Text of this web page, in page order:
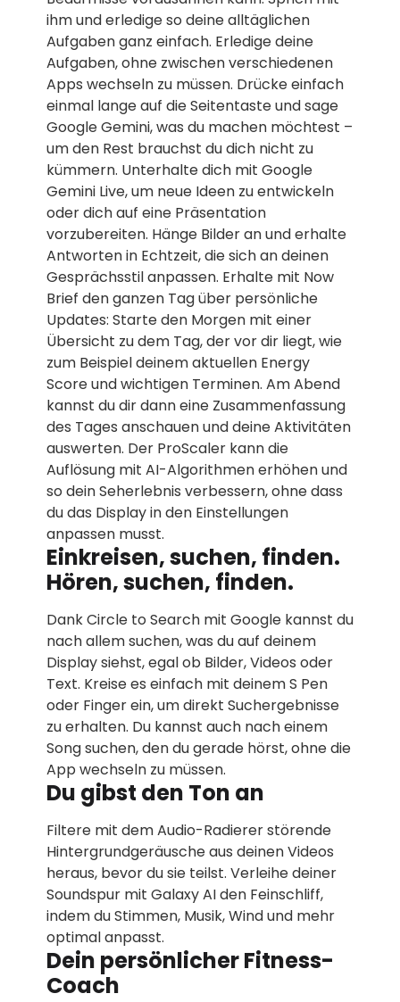
ihm und erledige so deine alltäglichen
Aufgaben ganz einfach. Erledige deine
Aufgaben, ohne zwischen verschiedenen
Apps wechseln zu müssen. Drücke einfach
einmal lange auf die Seitentaste und sage
Google Gemini, was du machen möchtest –
um den Rest brauchst du dich nicht zu
kümmern. Unterhalte dich mit Google
Gemini Live, um neue Ideen zu entwickeln
oder dich auf eine Präsentation
vorzubereiten. Hänge Bilder an und erhalte
Antworten in Echtzeit, die sich an deinen
Gesprächsstil anpassen. Erhalte mit Now
Brief den ganzen Tag über persönliche
Updates: Starte den Morgen mit einer
Übersicht zu dem Tag, der vor dir liegt, wie
zum Beispiel deinem aktuellen Energy
Score und wichtigen Terminen. Am Abend
kannst du dir dann eine Zusammenfassung
des Tages anschauen und deine Aktivitäten
auswerten. Der ProScaler kann die
Auflösung mit AI-Algorithmen erhöhen und
so dein Seherlebnis verbessern, ohne dass
du das Display in den Einstellungen
anpassen musst.
Einkreisen, suchen, finden.
Hören, suchen, finden.
Dank Circle to Search mit Google kannst du
nach allem suchen, was du auf deinem
Display siehst, egal ob Bilder, Videos oder
Text. Kreise es einfach mit deinem S Pen
oder Finger ein, um direkt Suchergebnisse
zu erhalten. Du kannst auch nach einem
Song suchen, den du gerade hörst, ohne die
App wechseln zu müssen.
Du gibst den Ton an
Filtere mit dem Audio-Radierer störende
Hintergrundgeräusche aus deinen Videos
heraus, bevor du sie teilst. Verleihe deiner
Soundspur mit Galaxy AI den Feinschliff,
indem du Stimmen, Musik, Wind und mehr
optimal anpasst.
Dein persönlicher Fitness-
Coach